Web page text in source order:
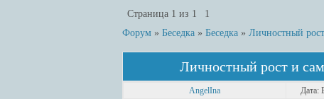
Страница 1 из 1
1
Форум » Беседка » Беседка » Личностный
Личностный рост и
AngelIna Дата: